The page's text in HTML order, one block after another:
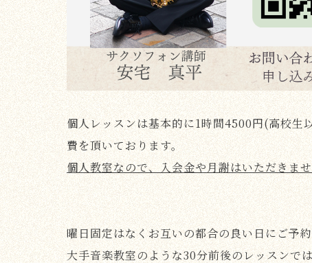
個人レッスンは基本的に1時間4500円(高校
費を頂いております。
個人教室なので、入会金や月謝はいただきま
曜日固定はなくお互いの都合の良い日にご予
大手音楽教室のような30分前後のレッスンで